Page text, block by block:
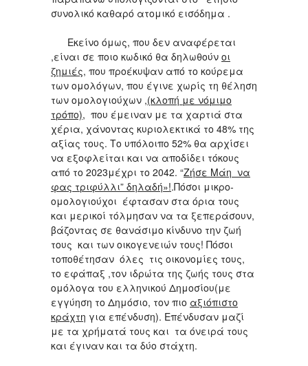
συνολικό καθαρό ατομικό εισόδημα .
Εκείνο όμως, που δεν αναφέρεται
,είναι σε πoιο κωδικό θα δηλωθούν οι
ζημιές, που προέκυψαν από το κούρεμα
των ομολόγων, που έγινε χωρίς τη θέληση
των ομολογιούχων ,(κλοπή με νόμιμο
τρόπο), που έμειναν με τα χαρτιά στα
χέρια, χάνοντας κυριολεκτικά το 48% της
αξίας τους. Το υπόλοιπο 52% θα αρχίσει
να εξοφλείται και να αποδίδει τόκους
από το 2023μέχρι το 2042. “Ζήσε Μάη να
φας τριφύλλι” δηλαδή»!.Πόσοι μικρο-
ομολογιούχοι έφτασαν στα όρια τους
και μερικοί τόλμησαν να τα ξεπεράσουν,
βάζοντας σε θανάσιμο κίνδυνο την ζωή
τους και των οικογενειών τους! Πόσοι
τοποθέτησαν όλες τις οικονομίες τους,
το εφάπαξ ,τον ιδρώτα της ζωής τους στα
ομόλογα του ελληνικού Δημοσίου(με
εγγύηση το Δημόσιο, τον πιο αξιόπιστο
κράχτη για επένδυση). Επένδυσαν μαζί
με τα χρήματά τους και τα όνειρά τους
και έγιναν και τα δύο στάχτη.